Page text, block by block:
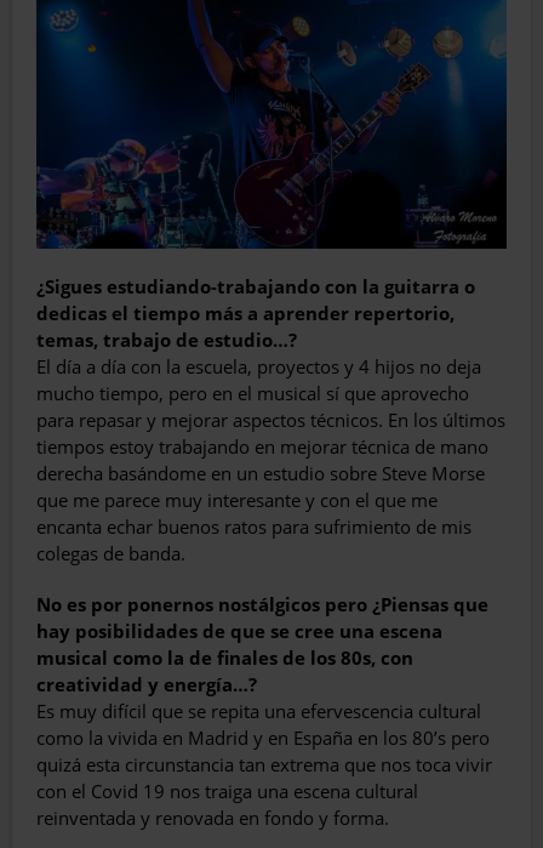
¿Sigues estudiando-trabajando con la guitarra o
dedicas el tiempo más a aprender repertorio,
temas, trabajo de estudio…?
El día a día con la escuela, proyectos y 4 hijos no deja
mucho tiempo, pero en el musical sí que aprovecho
para repasar y mejorar aspectos técnicos. En los últimos
tiempos estoy trabajando en mejorar técnica de mano
derecha basándome en un estudio sobre Steve Morse
que me parece muy interesante y con el que me
encanta echar buenos ratos para sufrimiento de mis
colegas de banda.
No es por ponernos nostálgicos pero ¿Piensas que
hay posibilidades de que se cree una escena
musical como la de finales de los 80s, con
creatividad y energía…?
Es muy difícil que se repita una efervescencia cultural
como la vivida en Madrid y en España en los 80’s pero
quizá esta circunstancia tan extrema que nos toca vivir
con el Covid 19 nos traiga una escena cultural
reinventada y renovada en fondo y forma.